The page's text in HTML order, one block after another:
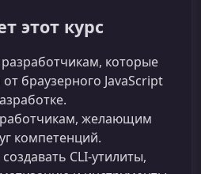
этот курс
которые
браузерного JavaScript
желающим
компетенций.
CLI‑утилиты,